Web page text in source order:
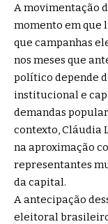
A movimentação
momento em que
que campanhas
nos meses que
político depende
institucional e
demandas
contexto, Cláudia
na aproximação
representantes
da capital.
A antecipação
eleitoral brasileiro